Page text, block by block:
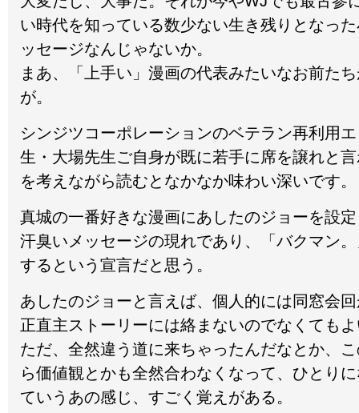
い時代を知っている数少ない生き残りとなっ
ッセージなんじゃないか。
まあ、「上手い」漫画の代表みたいなお前た
が。
シンジツコーポレーションのベテラン再利用
生・大場先生ご自身が既に若手に席を譲れと
を考えながら読むとなかなか味わい深いです。
真城の一番好きな漫画にあしたのジョーを設
汗臭いメッセージの現れであり、「バクマン
するという宣言だと思う。
あしたのジョーと言えば、個人的には同窓会
正直主ストーリーには絡まないのでなくても
ただ、全然違う道に来ちゃったんだなとか、
ら価値観とかも全然合わなくなって、ひとり
ていうあの感じ、すごく覚えがある。